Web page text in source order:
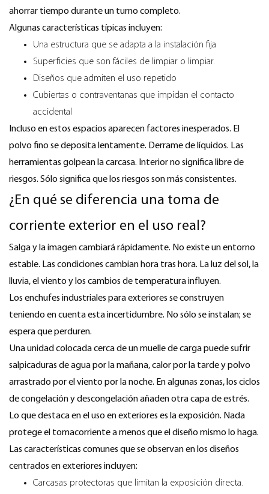
ahorrar tiempo durante un turno completo.
Algunas características típicas incluyen:
Una estructura que se adapta a la instalación fija
Superficies que son fáciles de limpiar o limpiar.
Diseños que admiten el uso repetido
Cubiertas o contraventanas que impidan el contacto
accidental
Incluso en estos espacios aparecen factores inesperados. El
polvo fino se deposita lentamente. Derrame de líquidos. Las
herramientas golpean la carcasa. Interior no significa libre de
riesgos. Sólo significa que los riesgos son más consistentes.
¿En qué se diferencia una toma de
corriente exterior en el uso real?
Salga y la imagen cambiará rápidamente. No existe un entorno
estable. Las condiciones cambian hora tras hora. La luz del sol, la
lluvia, el viento y los cambios de temperatura influyen.
Los enchufes industriales para exteriores se construyen
teniendo en cuenta esta incertidumbre. No sólo se instalan; se
espera que perduren.
Una unidad colocada cerca de un muelle de carga puede sufrir
salpicaduras de agua por la mañana, calor por la tarde y polvo
arrastrado por el viento por la noche. En algunas zonas, los ciclos
de congelación y descongelación añaden otra capa de estrés.
Lo que destaca en el uso en exteriores es la exposición. Nada
protege el tomacorriente a menos que el diseño mismo lo haga.
Las características comunes que se observan en los diseños
centrados en exteriores incluyen:
Carcasas protectoras que limitan la exposición directa.